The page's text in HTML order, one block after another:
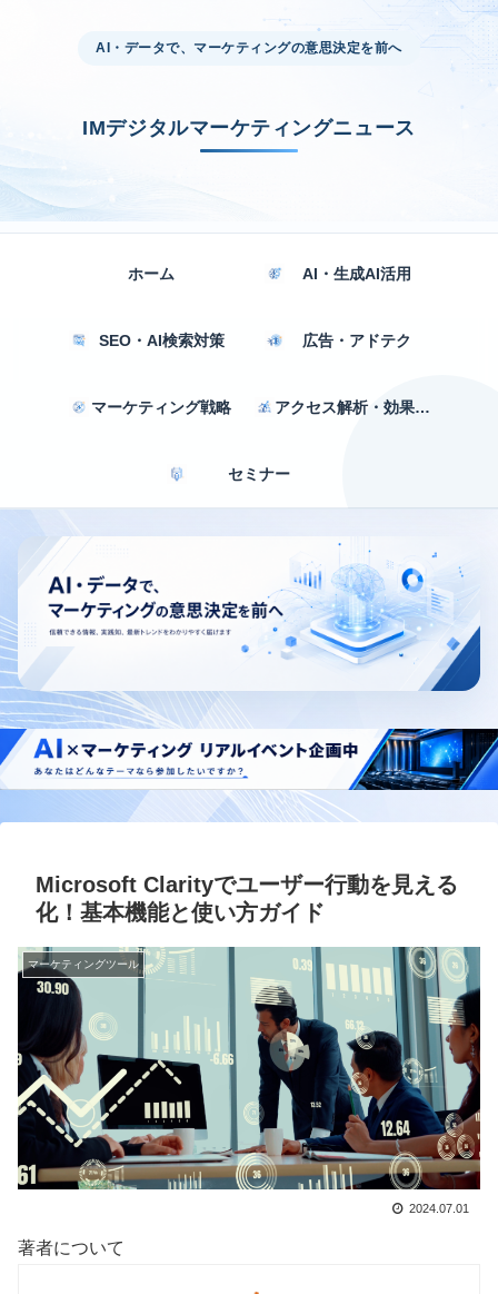
AI・データで、マーケティングの意思決定を前へ
IMデジタルマーケティングニュース
ホーム AI・生成AI活用
SEO・AI検索対策 広告・アドテク
マーケティング戦略 アクセス解析・効果測定
セミナー
Microsoft Clarityでユーザー行動を見える
化！基本機能と使い方ガイド
マーケティングツール
2024.07.01
著者について